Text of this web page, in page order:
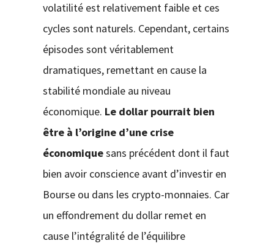
volatilité est relativement faible et ces
cycles sont naturels. Cependant, certains
épisodes sont véritablement
dramatiques, remettant en cause la
stabilité mondiale au niveau
économique. Le dollar pourrait bien
être à l’origine d’une crise
économiquesans précédent dont il faut
bien avoir conscience avant d’investir en
Bourse ou dans les crypto-monnaies. Car
un effondrement du dollar remet en
cause l’intégralité de l’équilibre